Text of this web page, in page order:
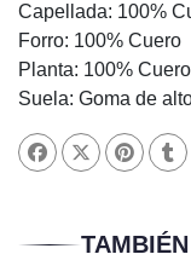
Capellada: 100%
Forro: 100% Cuero
Planta: 100% Cuero
Suela: Goma de